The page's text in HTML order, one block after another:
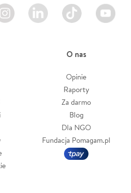
LinkedIn TikTok Youtube
O nas
Opinie
Raporty
Za darmo
Blog
Dla NGO
Fundacja Pomagam.pl